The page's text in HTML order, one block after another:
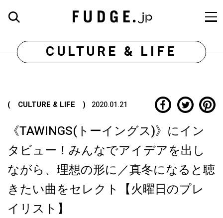
CULTURE & LIFE
( CULTURE & LIFE ) 2020.01.21
《TAWINGS(トーイングス)》にイン
タビュー！みんなでアイデアを出し
ながら、理想の形に／真冬になると聴
きたい曲をセレクト【火曜日のプレ
イリスト】